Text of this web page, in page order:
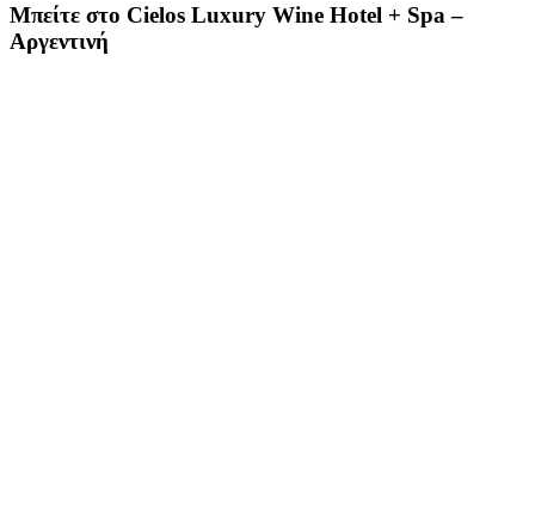
Μπείτε στο Cielos Luxury Wine Hotel + Spa –
Αργεντινή